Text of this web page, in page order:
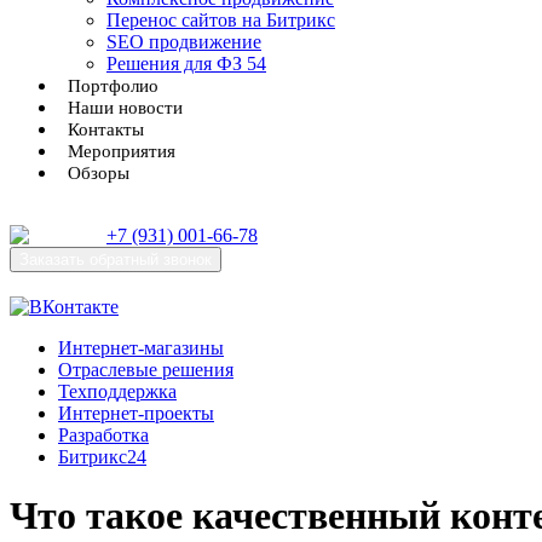
Перенос сайтов на Битрикс
SEO продвижение
Решения для ФЗ 54
Портфолио
Наши новости
Контакты
Мероприятия
Обзоры
+7 (931) 001-66-78
Интернет-магазины
Отраслевые решения
Техподдержка
Интернет-проекты
Разработка
Битрикс24
Что такое качественный